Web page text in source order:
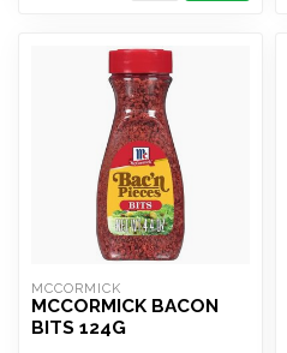
MCCORMICK
MCCORMICK BACON
BITS 124G